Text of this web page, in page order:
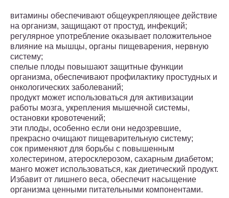
витамины обеспечивают общеукрепляющее действие
на организм, защищают от простуд, инфекций;
регулярное употребление оказывает положительное
влияние на мышцы, органы пищеварения, нервную
систему;
спелые плоды повышают защитные функции
организма, обеспечивают профилактику простудных и
онкологических заболеваний;
продукт может использоваться для активизации
работы мозга, укрепления мышечной системы,
остановки кровотечений;
эти плоды, особенно если они недозревшие,
прекрасно очищают пищеварительную систему;
сок применяют для борьбы с повышенным
холестерином, атеросклерозом, сахарным диабетом;
манго может использоваться, как диетический продукт.
Избавит от лишнего веса, обеспечит насыщение
организма ценными питательными компонентами.